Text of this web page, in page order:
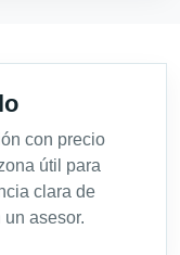
con precio
útil para
clara de
asesor.